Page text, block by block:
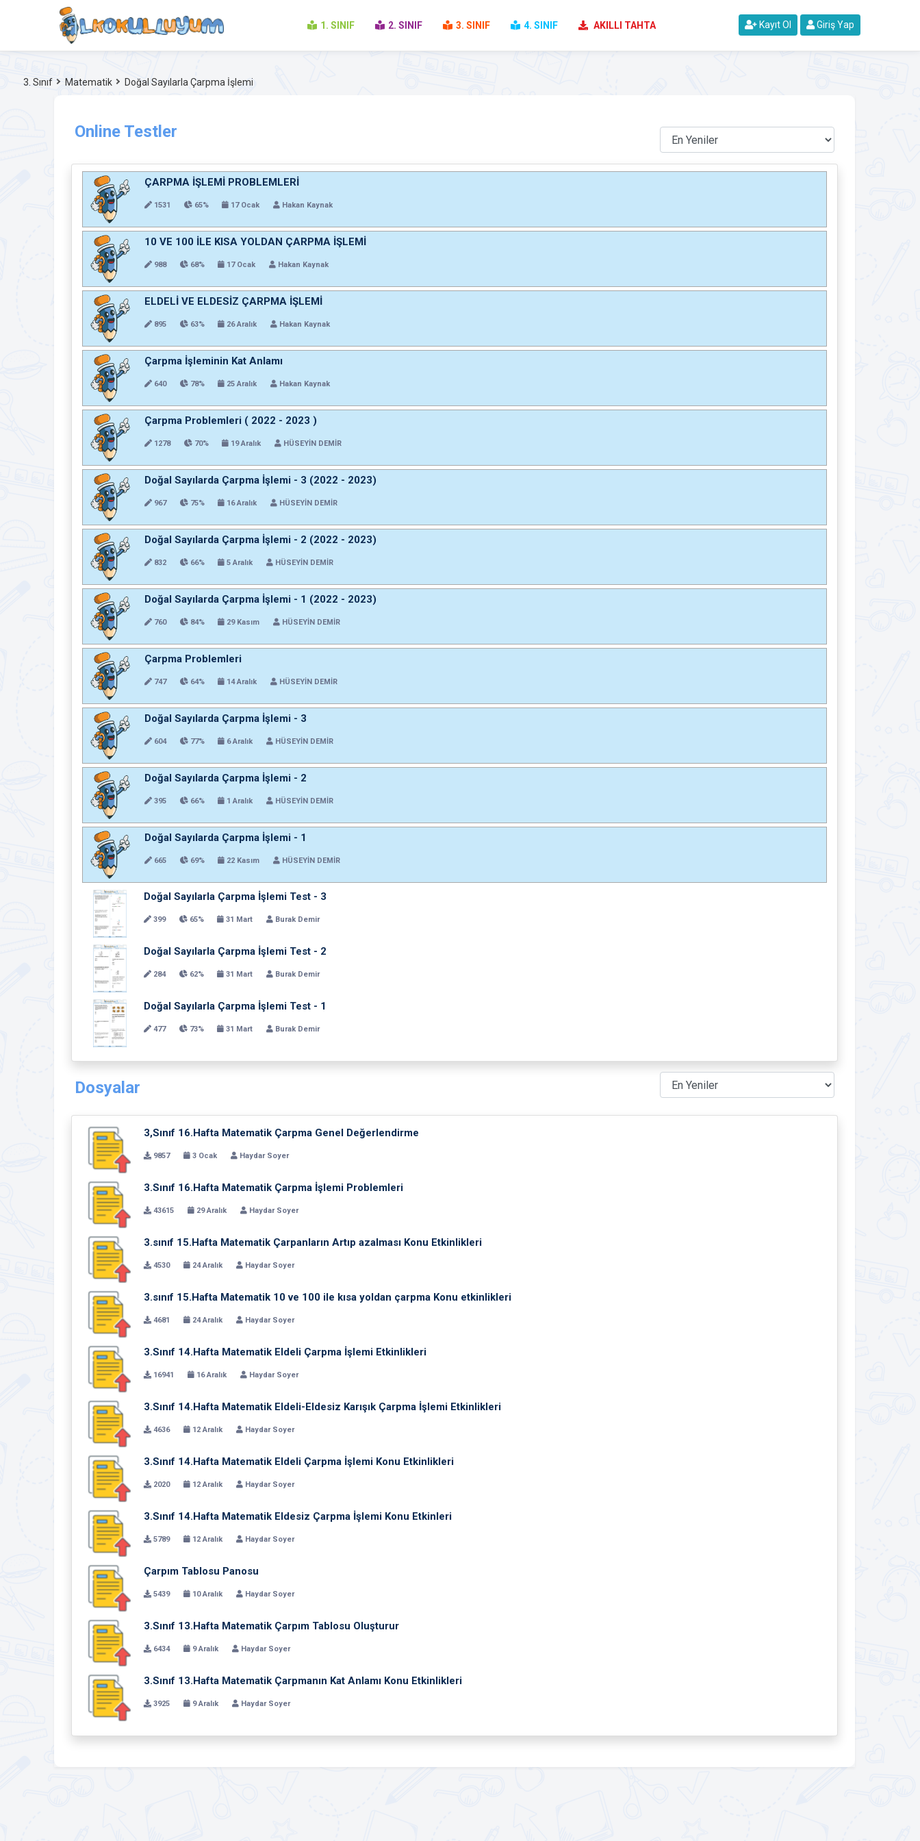
1. SINIF 2. SINIF 3. SINIF 4. SINIF AKILLI TAHTA Kayıt Ol Giriş Yap
3. Sınıf Matematik Doğal Sayılarla Çarpma İşlemi
Online Testler
ÇARPMA İŞLEMİ PROBLEMLERİ
1531 65% 17 Ocak Hakan Kaynak
10 VE 100 İLE KISA YOLDAN ÇARPMA İŞLEMİ
988 68% 17 Ocak Hakan Kaynak
ELDELİ VE ELDESİZ ÇARPMA İŞLEMİ
895 63% 26 Aralık Hakan Kaynak
Çarpma İşleminin Kat Anlamı
640 78% 25 Aralık Hakan Kaynak
Çarpma Problemleri ( 2022 - 2023 )
1278 70% 19 Aralık HÜSEYİN DEMİR
Doğal Sayılarda Çarpma İşlemi - 3 (2022 - 2023)
967 75% 16 Aralık HÜSEYİN DEMİR
Doğal Sayılarda Çarpma İşlemi - 2 (2022 - 2023)
832 66% 5 Aralık HÜSEYİN DEMİR
Doğal Sayılarda Çarpma İşlemi - 1 (2022 - 2023)
760 84% 29 Kasım HÜSEYİN DEMİR
Çarpma Problemleri
747 64% 14 Aralık HÜSEYİN DEMİR
Doğal Sayılarda Çarpma İşlemi - 3
604 77% 6 Aralık HÜSEYİN DEMİR
Doğal Sayılarda Çarpma İşlemi - 2
395 66% 1 Aralık HÜSEYİN DEMİR
Doğal Sayılarda Çarpma İşlemi - 1
665 69% 22 Kasım HÜSEYİN DEMİR
Doğal Sayılarla Çarpma İşlemi Test - 3
399 65% 31 Mart Burak Demir
Doğal Sayılarla Çarpma İşlemi Test - 2
284 62% 31 Mart Burak Demir
Doğal Sayılarla Çarpma İşlemi Test - 1
477 73% 31 Mart Burak Demir
Dosyalar
3,Sınıf 16.Hafta Matematik Çarpma Genel Değerlendirme
9857 3 Ocak Haydar Soyer
3.Sınıf 16.Hafta Matematik Çarpma İşlemi Problemleri
43615 29 Aralık Haydar Soyer
3.sınıf 15.Hafta Matematik Çarpanların Artıp azalması Konu Etkinlikleri
4530 24 Aralık Haydar Soyer
3.sınıf 15.Hafta Matematik 10 ve 100 ile kısa yoldan çarpma Konu etkinlikleri
4681 24 Aralık Haydar Soyer
3.Sınıf 14.Hafta Matematik Eldeli Çarpma İşlemi Etkinlikleri
16941 16 Aralık Haydar Soyer
3.Sınıf 14.Hafta Matematik Eldeli-Eldesiz Karışık Çarpma İşlemi Etkinlikleri
4636 12 Aralık Haydar Soyer
3.Sınıf 14.Hafta Matematik Eldeli Çarpma İşlemi Konu Etkinlikleri
2020 12 Aralık Haydar Soyer
3.Sınıf 14.Hafta Matematik Eldesiz Çarpma İşlemi Konu Etkinleri
5789 12 Aralık Haydar Soyer
Çarpım Tablosu Panosu
5439 10 Aralık Haydar Soyer
3.Sınıf 13.Hafta Matematik Çarpım Tablosu Oluşturur
6434 9 Aralık Haydar Soyer
3.Sınıf 13.Hafta Matematik Çarpmanın Kat Anlamı Konu Etkinlikleri
3925 9 Aralık Haydar Soyer